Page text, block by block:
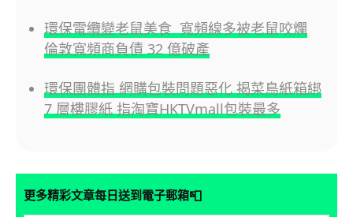
環保電纜變老鼠美食 寬頻線多被老鼠咬爛
倫敦寬頻商負債 32 億破產
環保團體指 網購包裝問題惡化 揭菜鳥紙箱綁
7 層樓膠紙 指淘寶HKTVmall包裝最多
更多精彩文章每日送到電子郵箱📮